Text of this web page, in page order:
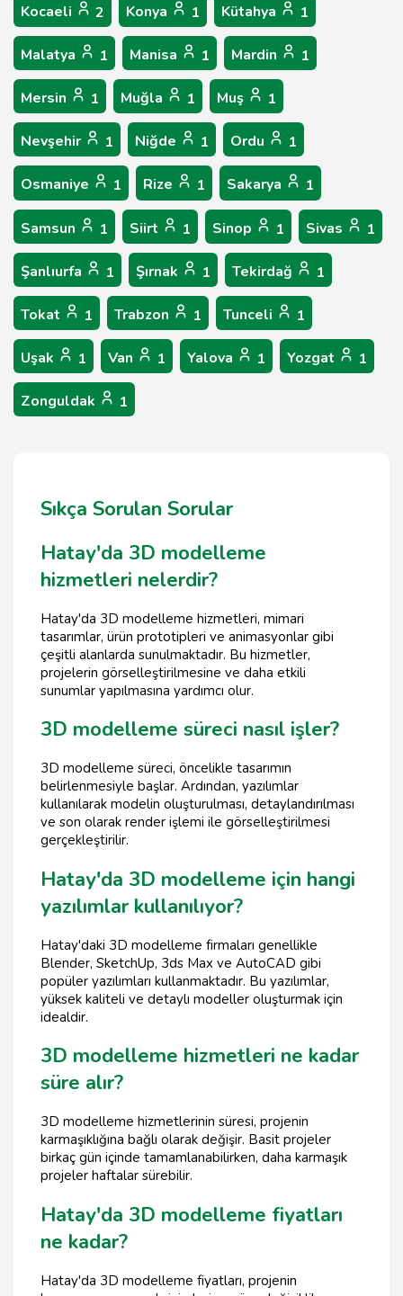
Kocaeli 2 Konya 1 Kütahya 1
Malatya 1 Manisa 1 Mardin 1
Mersin 1 Muğla 1 Muş 1
Nevşehir 1 Niğde 1 Ordu 1
Osmaniye 1 Rize 1 Sakarya 1
Samsun 1 Siirt 1 Sinop 1 Sivas 1
Şanlıurfa 1 Şırnak 1 Tekirdağ 1
Tokat 1 Trabzon 1 Tunceli 1
Uşak 1 Van 1 Yalova 1 Yozgat 1
Zonguldak 1
Sıkça Sorulan Sorular
Hatay'da 3D modelleme
hizmetleri nelerdir?
Hatay'da 3D modelleme hizmetleri, mimari
tasarımlar, ürün prototipleri ve animasyonlar gibi
çeşitli alanlarda sunulmaktadır. Bu hizmetler,
projelerin görselleştirilmesine ve daha etkili
sunumlar yapılmasına yardımcı olur.
3D modelleme süreci nasıl işler?
3D modelleme süreci, öncelikle tasarımın
belirlenmesiyle başlar. Ardından, yazılımlar
kullanılarak modelin oluşturulması, detaylandırılması
ve son olarak render işlemi ile görselleştirilmesi
gerçekleştirilir.
Hatay'da 3D modelleme için hangi
yazılımlar kullanılıyor?
Hatay'daki 3D modelleme firmaları genellikle
Blender, SketchUp, 3ds Max ve AutoCAD gibi
popüler yazılımları kullanmaktadır. Bu yazılımlar,
yüksek kaliteli ve detaylı modeller oluşturmak için
idealdir.
3D modelleme hizmetleri ne kadar
süre alır?
3D modelleme hizmetlerinin süresi, projenin
karmaşıklığına bağlı olarak değişir. Basit projeler
birkaç gün içinde tamamlanabilirken, daha karmaşık
projeler haftalar sürebilir.
Hatay'da 3D modelleme fiyatları
ne kadar?
Hatay'da 3D modelleme fiyatları, projenin